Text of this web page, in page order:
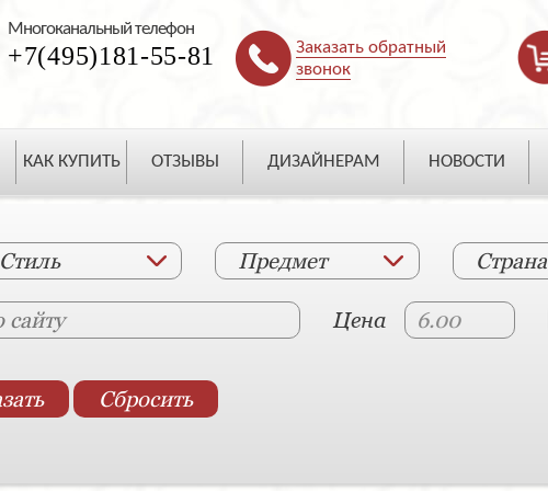
Многоканальный телефон
+7(495)181-55-81
Заказать обратный
звонок
КАК КУПИТЬ ОТЗЫВЫ ДИЗАЙНЕРАМ НОВОСТИ
Стиль Предмет Страна
Цена